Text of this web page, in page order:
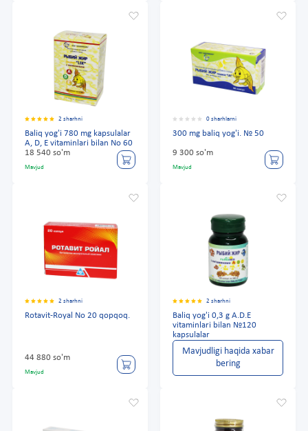
2 sharhni
Baliq yog'i 780 mg kapsulalar
A, D, E vitaminlari bilan No 60
18 540 so'm
Mavjud
0 sharhlarni
300 mg baliq yog'i. № 50
9 300 so'm
Mavjud
2 sharhni
Rotavit-Royal No 20 qopqoq.
44 880 so'm
Mavjud
2 sharhni
Baliq yog'i 0,3 g A.D.E
vitaminlari bilan №120
kapsulalar
Mavjudligi haqida xabar
bering